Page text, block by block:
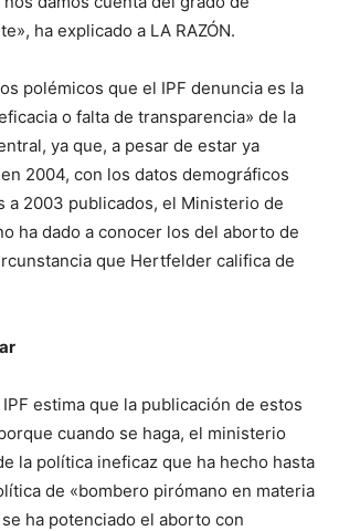
ha explicado a LA RAZÓN.
polémicos que el IPF denuncia es la
o falta de transparencia» de la
ya que, a pesar de estar ya
2004, con los datos demográficos
a 2003 publicados, el Ministerio de
ha dado a conocer los del aborto de
que Hertfelder califica de
estima que la publicación de estos
cuando se haga, el ministerio
la política ineficaz que ha hecho hasta
de «bombero pirómano en materia
ha potenciado el aborto con